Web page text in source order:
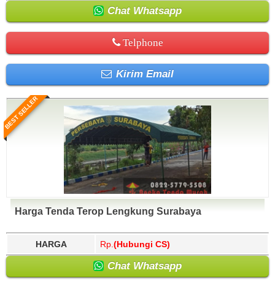
Chat Whatsapp
Telphone
Kirim Email
BEST SELLER
Harga Tenda Terop Lengkung Surabaya
HARGA Rp. (Hubungi CS)
Chat Whatsapp